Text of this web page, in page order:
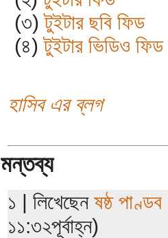
(৩)টুইটার ছবি ফিড
(৪)টুইটার ভিডিও ফিড
হাসিব এর ব্লগ
মন্তব্য
১ | লিখেছেন ষষ্ঠ পাণ্ডব
১১:৩২পূর্বাহ্ন)